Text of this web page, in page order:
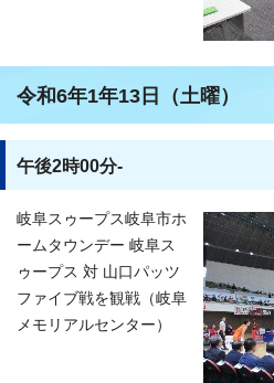
令和6年1年13日（土曜）
午後2時00分-
岐阜スゥープス岐阜市ホ
ームタウンデー 岐阜ス
ゥープス 対 山口パッツ
ファイブ戦を観戦（岐阜
メモリアルセンター）